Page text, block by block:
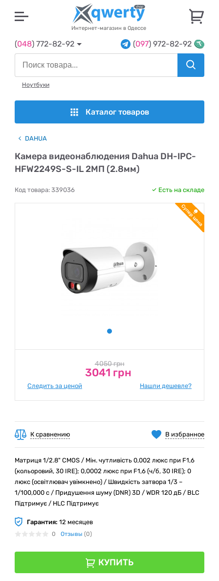
Интернет-магазин в Одессе
(048) 772-82-92 (097) 972-82-92
Ноутбуки
Каталог товаров
DAHUA
Камера видеонаблюдения Dahua DH-IPC-
HFW2249S-S-IL 2МП (2.8мм)
Код товара: 339036 Есть на складе
4050 грн
3041 грн
Следить за ценой Нашли дешевле?
В избранное
К сравнению
Матриця 1/2.8" CMOS / Мін. чутливість 0,002 люкс при F1,6
(кольоровий, 30 IRE); 0,0002 люкс при F1,6 (ч/б, 30 IRE); 0
люкс (освітлювач увімкнено) / Швидкість затвора 1/3 –
1/100,000 с / Придушення шуму (DNR) 3D / WDR 120 дБ / BLC
Підтримує / HLC Підтримує
Гарантия: 12 месяцев
0 Отзывы (0)
КУПИТЬ